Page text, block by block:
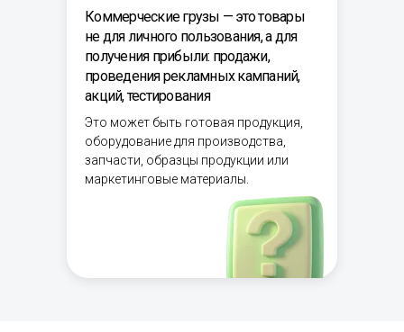
Это может быть готовая продукция,
оборудование для производства,
запчасти, образцы продукции или
маркетинговые материалы.
Коммерческие грузы — это товары
не для личного пользования, а для
получения прибыли: продажи,
проведения рекламных кампаний,
акций, тестирования